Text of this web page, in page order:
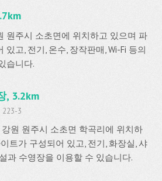
원주시 소초면에 위치하고 있으며 파
고, 전기, 온수, 장작판매, Wi-Fi 등의
습니다.
, 3.2km
223-3
원 원주시 소초면 학곡리에 위치하
트가 구성되어 있고, 전기, 화장실, 샤
과 수영장을 이용할 수 있습니다.